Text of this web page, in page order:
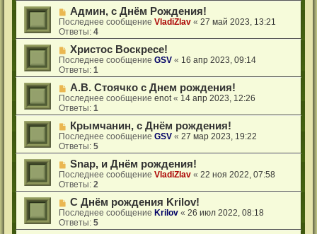
Админ, с Днём Рождения!
Последнее сообщениеVladiZlav «27 май 2023, 13:21
Ответы:4
Христос Воскресе!
Последнее сообщениеGSV « 16 апр 2023, 09:14
Ответы:1
А.В. Стоячко с Днем рождения!
Последнее сообщениеenot« 14 апр 2023, 12:26
Ответы:1
Крымчанин, с Днём рождения!
Последнее сообщениеGSV «27 мар 2023, 19:22
Ответы:5
Snap, и Днём рождения!
Последнее сообщениеVladiZlav «22 ноя 2022, 07:58
Ответы:2
С Днём рождения Krilov!
Последнее сообщение Krilov «26 июл 2022, 08:18
Ответы:5